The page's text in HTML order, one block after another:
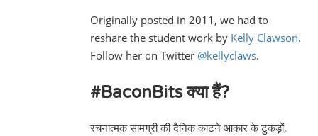
Originally posted in 2011, we had to
reshare the student work by Kelly Clawson.
Follow her on Twitter @kellyclaws.
#BaconBits क्या हैं?
रचनात्मक सामग्री की दैनिक काटने आकार के टुकड़ों,